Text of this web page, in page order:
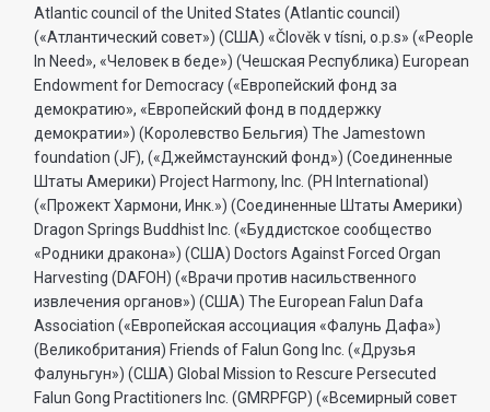
Atlantic council of the United States (Atlantic council)
(«Атлантический совет») (США) «Člověk v tísni, o.p.s» («People
In Need», «Человек в беде») (Чешская Республика) European
Endowment for Democracy («Европейский фонд за
демократию», «Европейский фонд в поддержку
демократии») (Королевство Бельгия) The Jamestown
foundation (JF), («Джеймстаунский фонд») (Соединенные
Штаты Америки) Project Harmony, Inc. (PH International)
(«Прожект Хармони, Инк.») (Соединенные Штаты Америки)
Dragon Springs Buddhist Inc. («Буддистское сообщество
«Родники дракона») (США) Doctors Against Forced Organ
Harvesting (DAFOH) («Врачи против насильственного
извлечения органов») (США) The European Falun Dafa
Association («Европейская ассоциация «Фалунь Дафа»)
(Великобритания) Friends of Falun Gong Inc. («Друзья
Фалуньгун») (США) Global Mission to Rescure Persecuted
Falun Gong Practitioners Inc. (GMRPFGP) («Всемирный совет